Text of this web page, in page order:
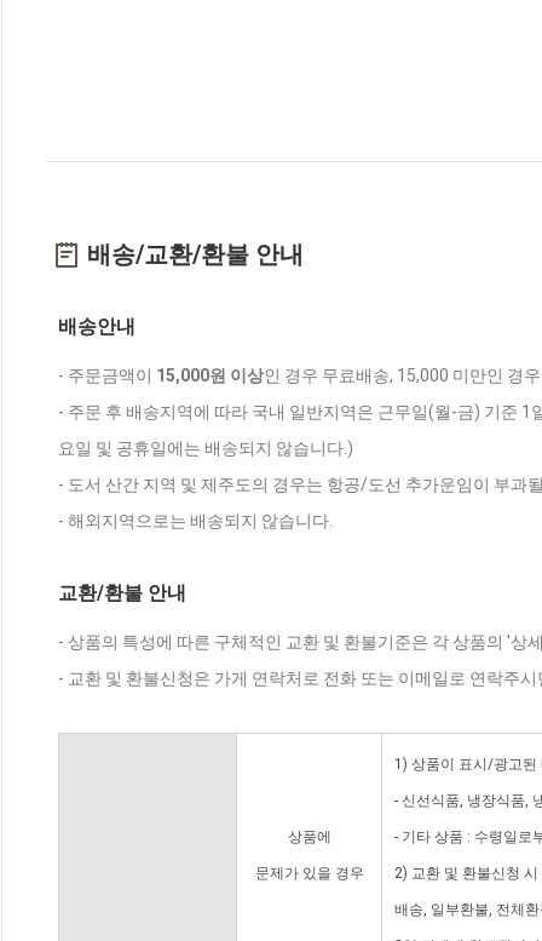
배송/교환/환불 안내
배송안내
- 주문금액이 15,000원 이상인 경우 무료배송, 15,000 미만인 경
- 주문 후 배송지역에 따라 국내 일반지역은 근무일(월-금) 기준
요일 및 공휴일에는 배송되지 않습니다.)
- 도서 산간 지역 및 제주도의 경우는 항공/도선 추가운임이 부과
- 해외지역으로는 배송되지 않습니다.
교환/환불 안내
- 상품의 특성에 따른 구체적인 교환 및 환불기준은 각 상품의 '상
- 교환 및 환불신청은 가게 연락처로 전화 또는 이메일로 연락주
상품에
문제가 있을 경우
1) 상품이 표시/광고된
- 신선식품, 냉장식품,
- 기타 상품 : 수령일로
2) 교환 및 환불신청
배송, 일부환불, 전체